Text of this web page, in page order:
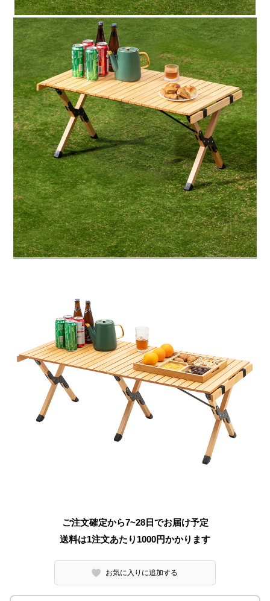
ご注文確定から7~28日でお届け予定
送料は1注文あたり 1000円かかります
お気に入りに追加する